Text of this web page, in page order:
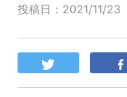
投稿日： 2021/11/23